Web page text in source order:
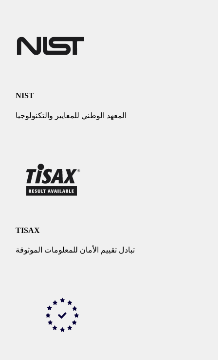
NIST
المعهد الوطني للمعايير والتكنولوجيا
TISAX
تبادل تقييم الأمان للمعلومات الموثوقة